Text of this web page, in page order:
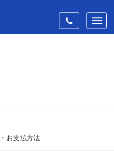
Toggle
navigation
お支払方法